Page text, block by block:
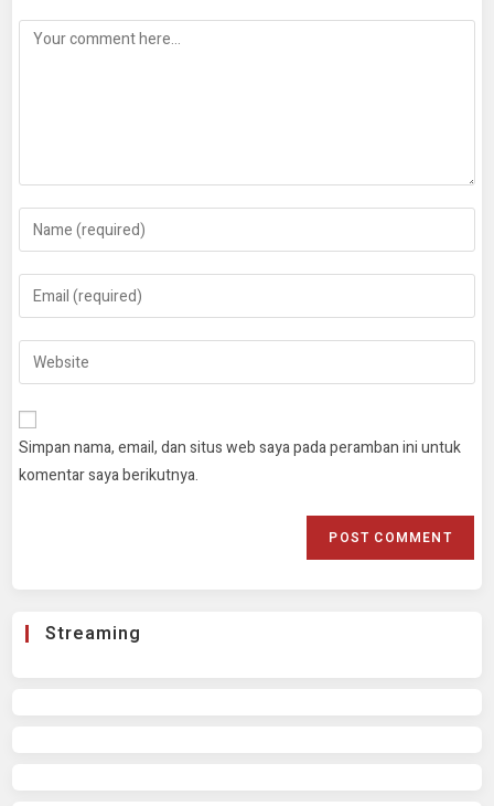
Simpan nama, email, dan situs web saya pada peramban ini untuk
komentar saya berikutnya.
Streaming